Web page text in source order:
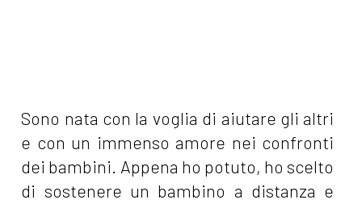
Sono nata con la voglia di aiutare gli altri
e con un immenso amore nei confronti
dei bambini. Appena ho potuto, ho scelto
di sostenere un bambino a distanza e